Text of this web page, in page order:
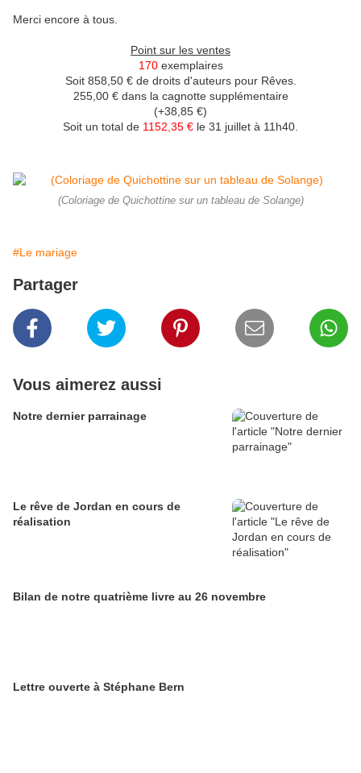
Merci encore à tous.
Point sur les ventes
170exemplaires
Soit 858,50 € de droits d'auteurs pour Rêves.
255,00 € dans la cagnotte supplémentaire
(+38,85 €)
Soit un total de 1152,35 € le 31 juillet à 11h40.
(Coloriage de Quichottine sur un tableau de Solange)
#Le mariage
Partager
Vous aimerez aussi
Notre dernier parrainage
Le rêve de Jordan en cours de
réalisation
Bilan de notre quatrième livre au 26 novembre
Lettre ouverte à Stéphane Bern